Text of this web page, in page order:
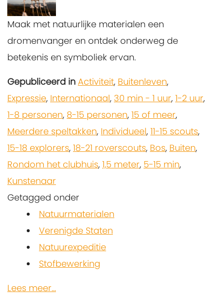
Maak met natuurlijke materialen een
dromenvanger en ontdek onderweg de
betekenis en symboliek ervan.
Gepubliceerd in Activiteit, Buitenleven,
Expressie, Internationaal, 30 min - 1 uur, 1-2 uur,
1-8 personen, 8-15 personen, 15 of meer,
Meerdere speltakken, Individueel, 11-15 scouts,
15-18 explorers, 18-21 roverscouts, Bos, Buiten,
Rondom het clubhuis, 1,5 meter, 5-15 min,
Kunstenaar
Getagged onder
Natuurmaterialen
Verenigde Staten
Natuurexpeditie
Stofbewerking
Lees meer...